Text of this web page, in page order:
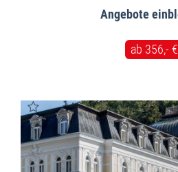
Angebote
ab 356,- €